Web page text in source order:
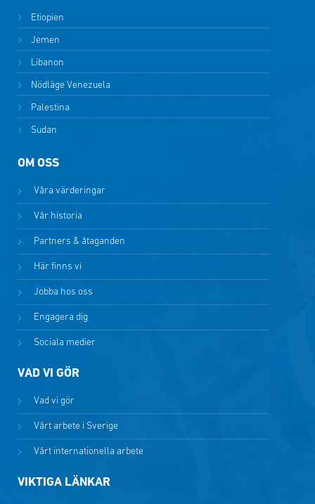
Etiopien
Jemen
Libanon
Nödläge Venezuela
Palestina
Sudan
OM OSS
Våra värderingar
Vår historia
Partners & åtaganden
Här finns vi
Jobba hos oss
Engagera dig
Sociala medier
VAD VI GÖR
Vad vi gör
Vårt arbete i Sverige
Vårt internationella arbete
VIKTIGA LÄNKAR